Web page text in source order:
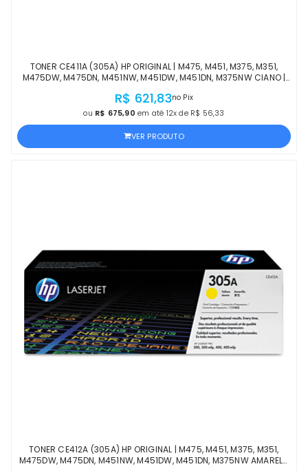
TONER CE411A (305A) HP ORIGINAL | M475, M451, M375, M351,
M475DW, M475DN, M451NW, M451DW, M451DN, M375NW CIANO |
R$ 621,83no Pix
ou R$ 675,90 em até 12x de R$ 56,33
VER PRODUTO
TONER CE412A (305A) HP ORIGINAL | M475, M451, M375, M351,
M475DW, M475DN, M451NW, M451DW, M451DN, M375NW AMARELO